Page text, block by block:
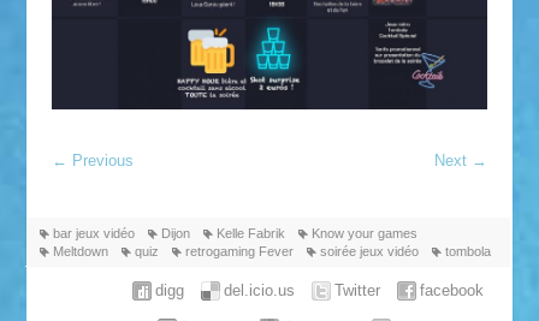
← Previous Next →
bar jeux vidéo Dijon Kelle Fabrik
Know your games
Meltdown
quiz retrogaming Fever soirée jeux vidéo tombola
facebook
Twitter
del.icio.us
digg